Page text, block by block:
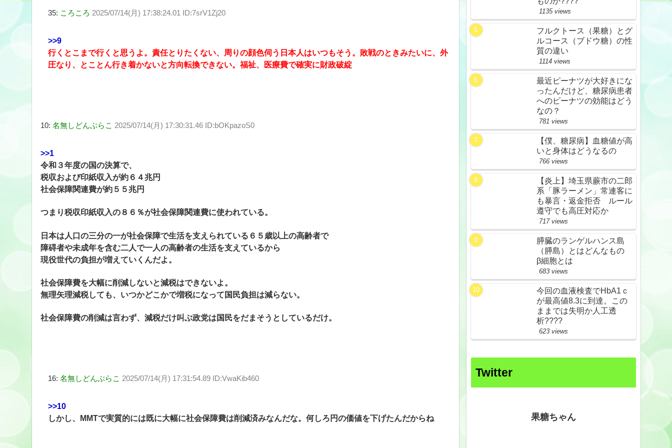
35: ころころ 2025/07/14(月) 17:38:24.01 ID:7srV1Zj20
>>9
行くとこまで行くと思うよ。責任とりたくない、周りの顔色伺う日本人はいつもそう。敗戦のときみたいに、外
圧なり、とことん行き着かないと方向転換できない。福祉、医療費で確実に財政破綻
10: 名無しどんぶらこ 2025/07/14(月) 17:30:31.46 ID:bOKpazoS0
>>1
令和３年度の国の決算で、
税収および印紙収入が約６４兆円
社会保障関連費が約５５兆円
つまり税収印紙収入の８６％が社会保障関連費に使われている。
日本は人口の三分の一が社会保障で生活を支えられている６５歳以上の高齢者で
障碍者や未成年を含む二人で一人の高齢者の生活を支えているから
現役世代の負担が増えていくんだよ。
社会保障費を大幅に削減しないと減税はできないよ。
無理矢理減税しても、いつかどこかで増税になって国民負担は減らない。
社会保障費の削減は言わず、減税だけ叫ぶ政党は国民をだまそうとしているだけ。
16: 名無しどんぶらこ 2025/07/14(月) 17:31:54.89 ID:VwaKib460
>>10
しかし、MMTで実質的には既に大幅に社会保障費は削減済みなんだな。何しろ円の価値を下げたんだからね
1135 views
フルクトース（果糖）とグ
ルコース（ブドウ糖）の性
質の違い
1114 views
最近ピーナツが大好きにな
ったんだけど、糖尿病患者
へのピーナツの効能はどう
なの？
781 views
【僕、糖尿病】血糖値が高
いと身体はどうなるの
766 views
【炎上】埼玉県蕨市の二郎
系「豚ラーメン」常連客に
も暴言・返金拒否 ルール
遵守でも高圧対応か
717 views
膵臓のランゲルハンス島
（膵島）とはどんなもの
β細胞とは
683 views
今回の血液検査でHbA1ｃ
が最高値8.3に到達。この
ままでは失明か人工透
析????
623 views
Twitter
果糖ちゃん